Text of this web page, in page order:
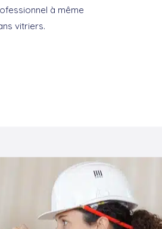
à même
vitriers.